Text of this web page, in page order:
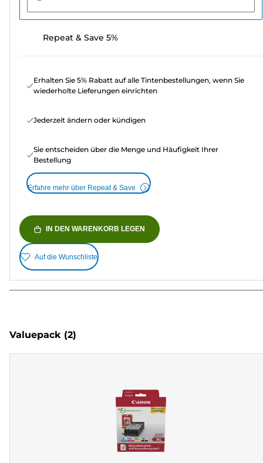
Repeat & Save 5%
Erhalten Sie 5% Rabatt auf alle Tintenbestellungen, wenn Sie
wiederholte Lieferungen einrichten
Jederzeit ändern oder kündigen
Sie entscheiden über die Menge und Häufigkeit Ihrer
Bestellung
Erfahre mehr über Repeat & Save
IN DEN WARENKORB LEGEN
Auf die Wunschliste
Valuepack (2)